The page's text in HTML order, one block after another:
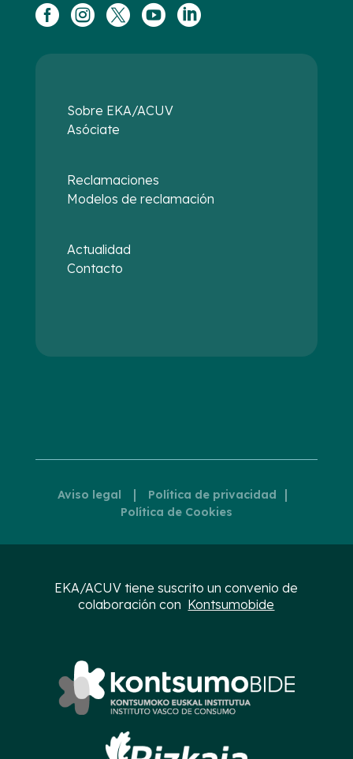
    
Sobre EKA/ACUV
Asóciate
Reclamaciones
Modelos de reclamación
Actualidad
Contacto
Aviso legal | Política de privacidad |
Política de Cookies
EKA/ACUV tiene suscrito un convenio de
colaboración con Kontsumobide